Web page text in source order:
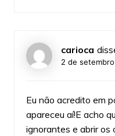
carioca
2 de
Eu não acredito em
apareceu aí!E acho
ignorantes e abrir os